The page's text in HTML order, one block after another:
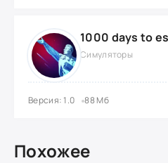
Симуляторы
Версия: 1.0 88 Мб
Похожее